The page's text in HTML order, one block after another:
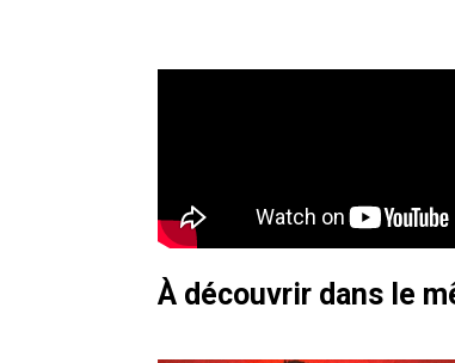
À découvrir dans le